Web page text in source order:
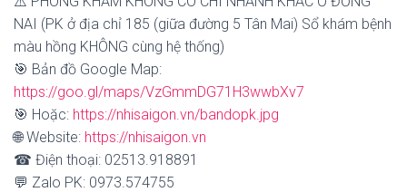
NAI (PK ở địa chỉ 185 (giữa đường 5 Tân Mai) Sổ khám bệnh
màu hồng KHÔNG cùng hệ thống)
🎯 Bản đồ Google Map:
https://goo.gl/maps/VzGmmDG71H3wwbXv7
🎯 Hoặc: https://nhisaigon.vn/bandopk.jpg
🌐 Website: https://nhisaigon.vn
☎ Điện thoại: 02513.918891
💬 Zalo PK: 0973.574755